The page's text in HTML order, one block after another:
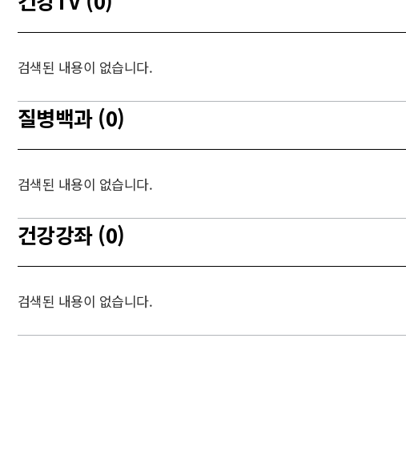
검색된 내용이 없습니다.
질병백과 (0)
검색된 내용이 없습니다.
건강강좌 (0)
검색된 내용이 없습니다.